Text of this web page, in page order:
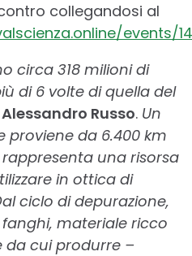
collegandosi al
events/
circa 318 milioni di
di 6 volte di quella del
Alessandro Russo. Un
proviene da 6.400 km
una risorsa
in ottica di
ciclo di depurazione,
materiale ricco
da cui produrre –